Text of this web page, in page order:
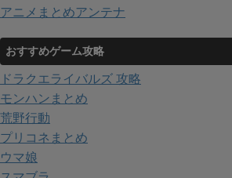
アニメまとめアンテナ
おすすめゲーム攻略
ドラクエライバルズ 攻略
モンハンまとめ
荒野行動
プリコネまとめ
ウマ娘